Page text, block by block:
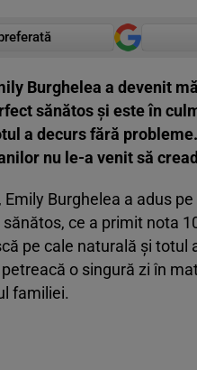
Burghelea a devenit
sănătos și este în
a decurs fără
nu le-a venit să
Burghelea a adus
ce a primit nota
pe cale naturală și totul
o singură zi în
familiei.